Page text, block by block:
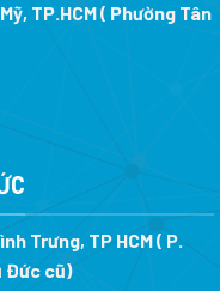
TP.HCM ( Phường Tân
Trưng, TP HCM ( P.
Đức cũ)